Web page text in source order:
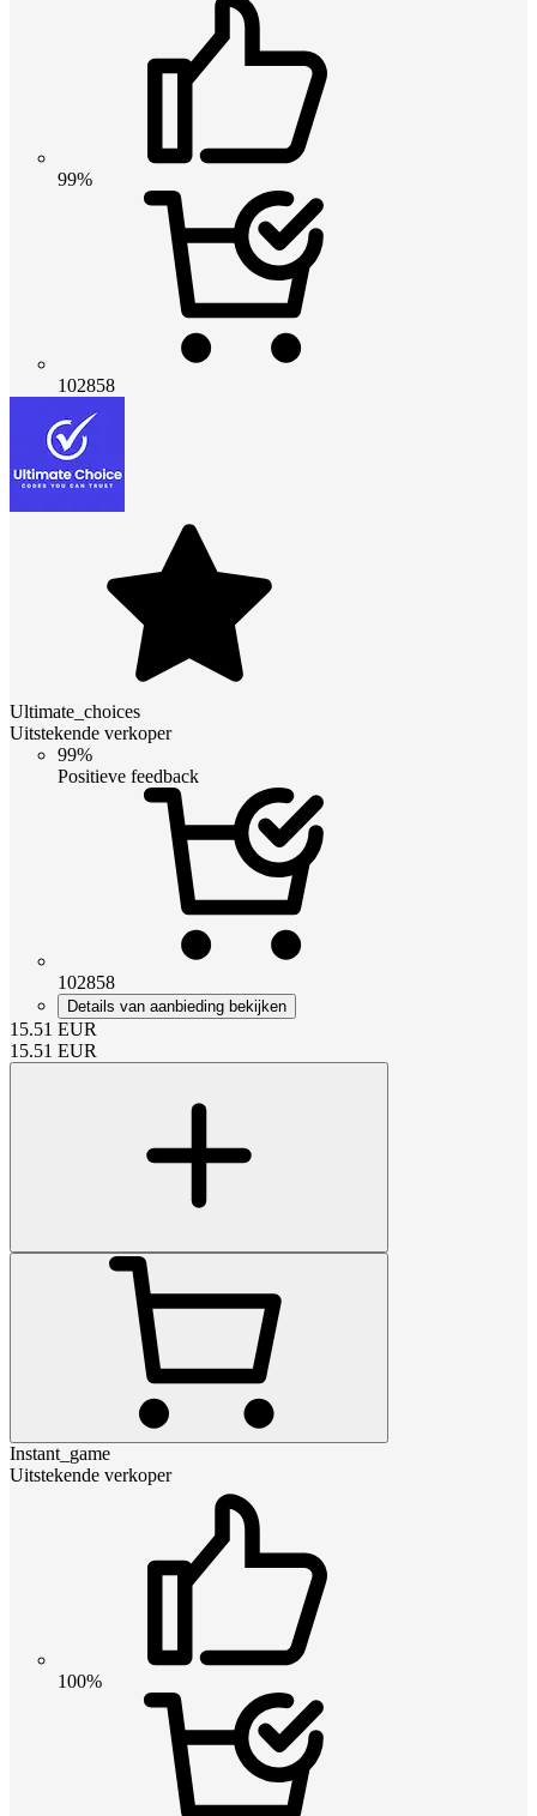
99%
102858
Ultimate_choices
Uitstekende verkoper
99%
Positieve feedback
102858
Details van aanbieding bekijken
15.51 EUR
15.51 EUR
Instant_game
Uitstekende verkoper
100%